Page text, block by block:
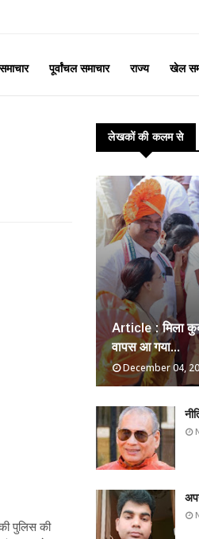
पूर्वांचल समाचार राज्य खेल
पुलिस की
लेखकों की कलम से
Article : मिला
वापस आ गया...
December 04,